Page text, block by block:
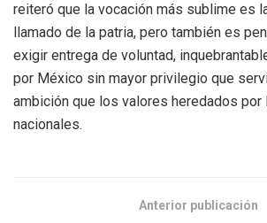
reiteró que la vocación más sublime es
llamado de la patria, pero también es
exigir entrega de voluntad,
por México sin mayor privilegio que
ambición que los valores heredados por
nacionales.
Anterior publicación